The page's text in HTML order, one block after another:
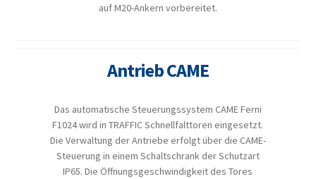
auf M20-Ankern vorbereitet.
Antrieb CAME
Das automatische Steuerungssystem CAME Ferni
F1024 wird in TRAFFIC Schnellfalttoren eingesetzt.
Die Verwaltung der Antriebe erfolgt über die CAME-
Steuerung in einem Schaltschrank der Schutzart
IP65. Die Öffnungsgeschwindigkeit des Tores